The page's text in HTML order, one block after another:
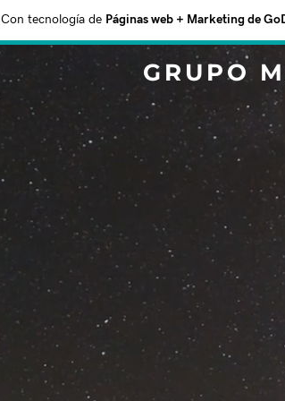
Con tecnología de Páginas web + Marketing de
GRUPO